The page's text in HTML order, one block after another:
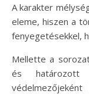
A karakter
eleme, hiszen a
fenyegetésekkel,
Mellette a
és